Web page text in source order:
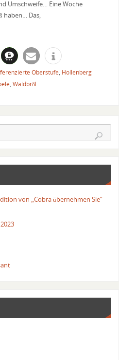
Umschweife… Eine Woche
haben… Das,
Oberstufe, Hollenberg
, Waldbröl
von „Cobra übernehmen Sie“